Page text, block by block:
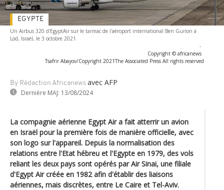
Un Airbus 320 d'EgyptAir sur le tarmac de l'aéroport international Ben Gurion à
Lod, Israël, le 3 octobre 2021
-
Copyright © africanews
Tsafrir Abayov/Copyright 2021The Associated Press All rights reserved
By Rédaction Africanews avec AFP
Dernière MAJ: 13/08/2024
EGYPTE
La compagnie aérienne Egypt Air a fait atterrir un avion
en Israël pour la première fois de manière officielle, avec
son logo sur l'appareil. Depuis la normalisation des
relations entre l'Etat hébreu et l'Egypte en 1979, des vols
reliant les deux pays sont opérés par Air Sinai, une filiale
d'Egypt Air créée en 1982 afin d'établir des liaisons
aériennes, mais discrètes, entre Le Caire et Tel-Aviv.